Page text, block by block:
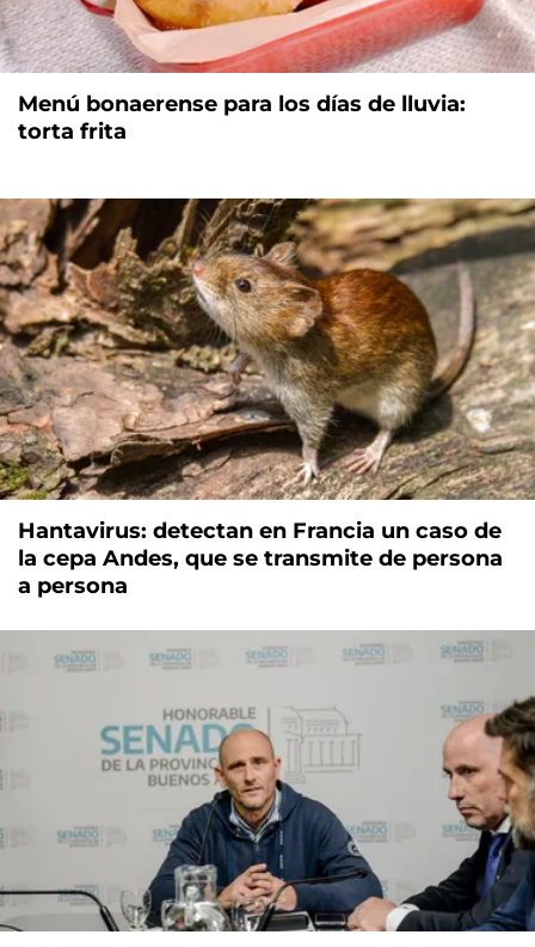
Menú bonaerense para los días de lluvia:
torta frita
Hantavirus: detectan en Francia un caso de
la cepa Andes, que se transmite de persona
a persona